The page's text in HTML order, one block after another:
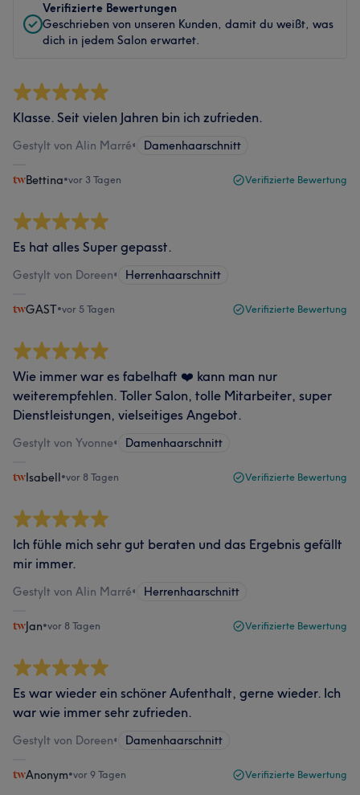
Verifizierte Bewertungen
Geschrieben von unseren Kunden, damit du weißt, was
dich in jedem Salon erwartet.
Klasse. Seit vielen Jahren bin ich zufrieden.
Gestylt von Alin Marré• Damenhaarschnitt
Bettina•vor 3 Tagen Verifizierte Bewertung
Es hat alles Super gepasst.
Gestylt von Doreen• Herrenhaarschnitt
GAST•vor 5 Tagen Verifizierte Bewertung
Wie immer war es fabelhaft ❤️ kann man nur
weiterempfehlen. Toller Salon, tolle Mitarbeiter, super
Dienstleistungen, vielseitiges Angebot.
Gestylt von Yvonne• Damenhaarschnitt
Isabell•vor 8 Tagen Verifizierte Bewertung
Ich fühle mich sehr gut beraten und das Ergebnis gefällt
mir immer.
Gestylt von Alin Marré• Herrenhaarschnitt
Jan•vor 8 Tagen Verifizierte Bewertung
Es war wieder ein schöner Aufenthalt, gerne wieder. Ich
war wie immer sehr zufrieden.
Gestylt von Doreen• Damenhaarschnitt
Anonym•vor 9 Tagen Verifizierte Bewertung